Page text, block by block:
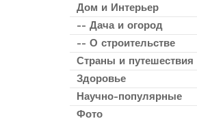
Дом и Интерьер
-- Дача и огород
-- О строительстве
Страны и путешествия
Здоровье
Научно-популярные
Фото